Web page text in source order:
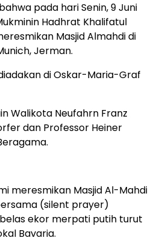
pada hari Senin, 9 Juni
Hadhrat Khalifatul
Masjid Almahdi di
Jerman.
di Oskar-Maria-Graf
Walikota Neufahrn Franz
dan Professor Heiner
meresmikan Masjid Al-Mahdi
(silent prayer)
ekor merpati putih turut
Bavaria.